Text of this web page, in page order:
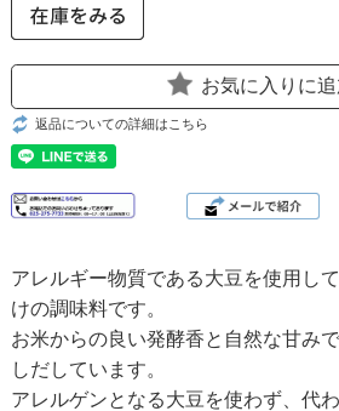
お気に入りに
返品についての詳細はこちら
アレルギー物質である大豆を使用し
けの調味料です。
お米からの良い発酵香と自然な甘み
しだしています。
アレルゲンとなる大豆を使わず、代